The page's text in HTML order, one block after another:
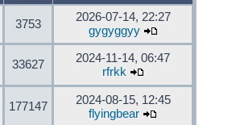
3753
2026-07-14, 22:27
gygyggyy
33627
2024-11-14, 06:47
rfrkk
177147
2024-08-15, 12:45
flyingbear